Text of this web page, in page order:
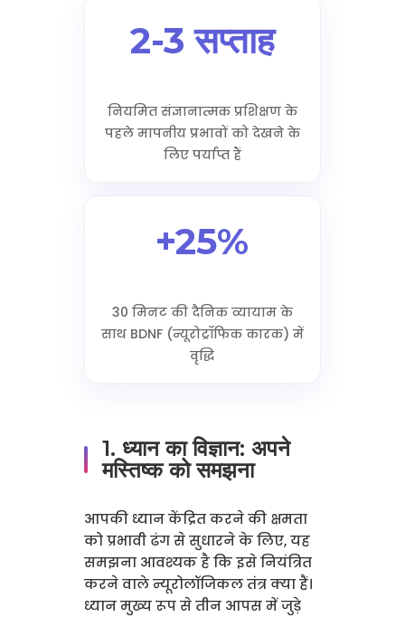
2-3 सप्ताह
नियमित संज्ञानात्मक प्रशिक्षण के
पहले मापनीय प्रभावों को देखने के
लिए पर्याप्त हैं
+25%
30 मिनट की दैनिक व्यायाम के
साथ BDNF (न्यूरोट्रॉफिक कारक) में
वृद्धि
1. ध्यान का विज्ञान: अपने
मस्तिष्क को समझना
आपकी ध्यान केंद्रित करने की क्षमता
को प्रभावी ढंग से सुधारने के लिए, यह
समझना आवश्यक है कि इसे नियंत्रित
करने वाले न्यूरोलॉजिकल तंत्र क्या हैं।
ध्यान मुख्य रूप से तीन आपस में जुड़े